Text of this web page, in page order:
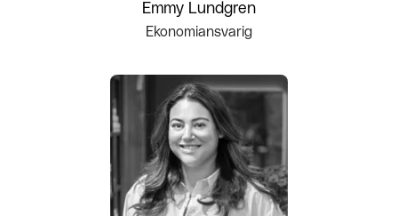
Emmy Lundgren
Ekonomiansvarig